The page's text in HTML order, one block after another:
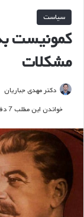
سیاست
کمونیست
مشکلات
دکتر مهدی جباریان
خواندن این مطلب 7 دقیقه زمان میبرد